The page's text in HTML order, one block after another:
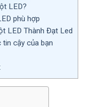
LED?
phù hợp
LED Thành Đạt Led
cậy của bạn